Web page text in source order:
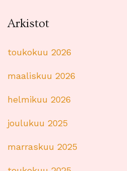
Arkistot
toukokuu 2026
maaliskuu 2026
helmikuu 2026
joulukuu 2025
marraskuu 2025